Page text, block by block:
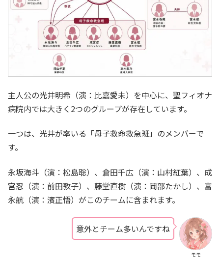
主人公の光井明希（演：比嘉愛未）を中心に、聖フィオナ
病院内では大きく2つのグループが存在しています。
一つは、光井が率いる「母子救命救急班」のメンバーで
す。
永坂海斗（演：松島聡）、倉田千広（演：山村紅葉）、成
宮忍（演：前田敦子）、藤堂直樹（演：岡部たかし）、富
永航（演：濱正悟）がこのチームに含まれます。
モモ
意外とチーム多いんですね